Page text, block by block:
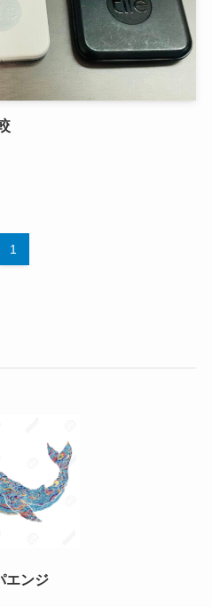
1
エンジ